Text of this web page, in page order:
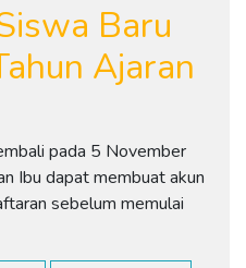
Baru
Ajaran
pada 5 November
Ibu dapat membuat akun
sebelum memulai